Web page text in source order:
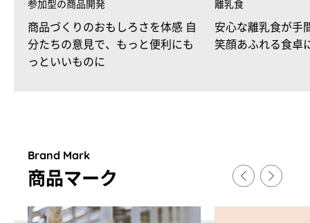
参加型の商品開発
商品づくりのおもしろさを体感 自
分たちの意見で、もっと便利にも
っといいものに
離乳食
安心な離乳食が手
笑顔あふれる食卓
Brand Mark
商品マーク